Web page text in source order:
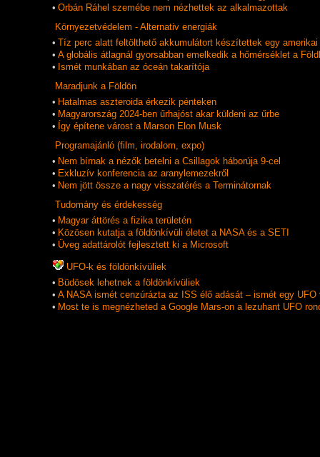
• Orbán Ráhel szemébe nem nézhettek az alkalmazottak
Környezetvédelem - Alternativ energiák
• Tíz perc alatt feltölthető akkumulátort készítettek egy amerikai
• A globális átlagnál gyorsabban emelkedik a hőmérséklet a
• Ismét munkában az óceán takarítója
Maradjunk a Földön
• Hatalmas aszteroida érkezik pénteken
• Magyarország 2024-ben űrhajóst akar küldeni az űrbe
• Így építene várost a Marson Elon Musk
Programajánló (film, irodalom, expo)
• Nem bírnak a nézők betelni a Csillagok háborúja 9-cel
• Exkluzív konferencia az aranylemezekről
• Nem jött össze a nagy visszatérés a Terminátornak
Tudomány és érdekesség
• Magyar áttörés a fizika területén
• Közösen kutatja a földönkívüli életet a NASA és a SETI
• Üveg adattárolót fejlesztett ki a Microsoft
UFO-k és földönkí­vüliek
• Büdösek lehetnek a földönkívüliek
• A NASA ismét cenzúrázta az ISS élő adását – ismét egy UFO
• Most te is megnézheted a Google Mars-on a lezuhant UFO